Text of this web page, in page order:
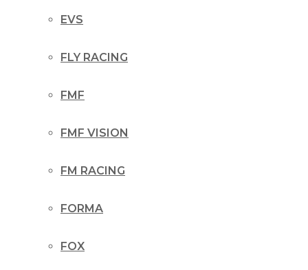
EVS
FLY RACING
FMF
FMF VISION
FM RACING
FORMA
FOX